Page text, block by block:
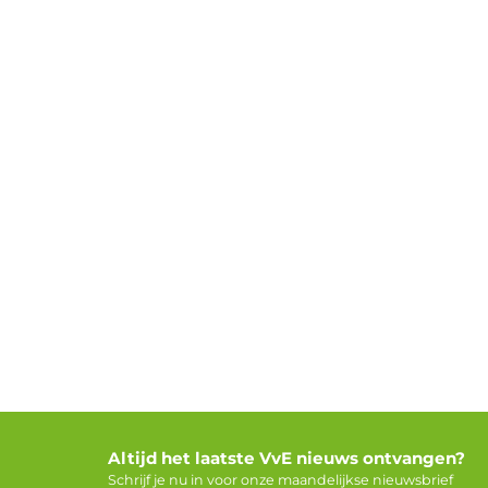
Altijd het laatste VvE nieuws ontvangen?
Schrijf je nu in voor onze maandelijkse nieuwsbrief